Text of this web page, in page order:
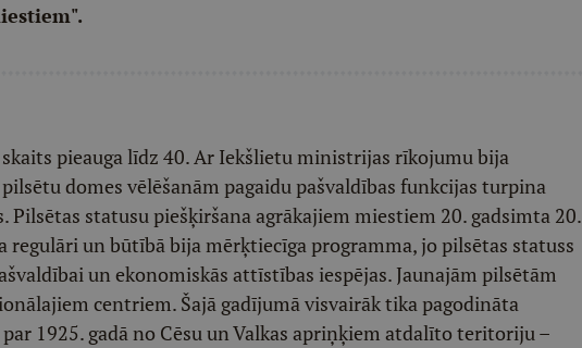
pieauga līdz 40. Ar Iekšlietu ministrijas rīkojumu bija
domes vēlēšanām pagaidu pašvaldības funkcijas turpina
Pilsētas statusu piešķiršana agrākajiem miestiem 20. gadsimta 20.
regulāri un būtībā bija mērķtiecīga programma, jo pilsētas statuss
un ekonomiskās attīstības iespējas. Jaunajām pilsētām
centriem. Šajā gadījumā visvairāk tika pagodināta
1925. gadā no Cēsu un Valkas apriņķiem atdalīto teritoriju –